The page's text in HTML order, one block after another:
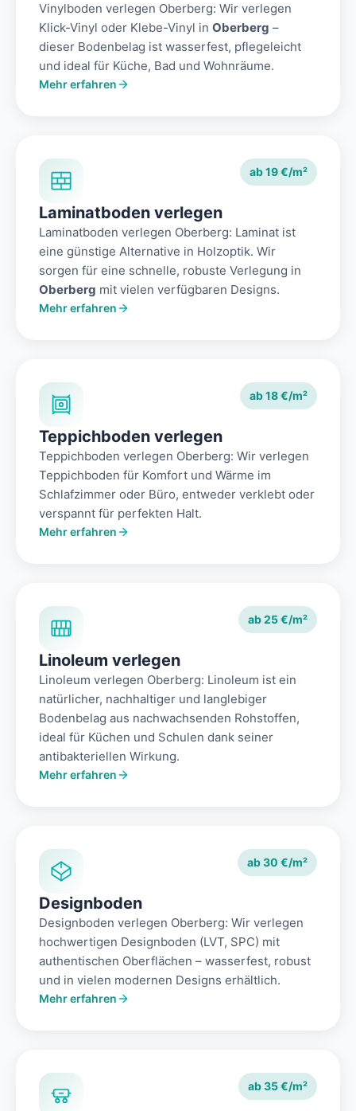
Vinylboden verlegen Oberberg: Wir verlegen
Klick-Vinyl oder Klebe-Vinyl in Oberberg –
dieser Bodenbelag ist wasserfest, pflegeleicht
und ideal für Küche, Bad und Wohnräume.
Mehr erfahren
ab 19 €/m²
Laminatboden verlegen
Laminatboden verlegen Oberberg: Laminat ist
eine günstige Alternative in Holzoptik. Wir
sorgen für eine schnelle, robuste Verlegung in
Oberberg mit vielen verfügbaren Designs.
Mehr erfahren
ab 18 €/m²
Teppichboden verlegen
Teppichboden verlegen Oberberg: Wir verlegen
Teppichboden für Komfort und Wärme im
Schlafzimmer oder Büro, entweder verklebt oder
verspannt für perfekten Halt.
Mehr erfahren
ab 25 €/m²
Linoleum verlegen
Linoleum verlegen Oberberg: Linoleum ist ein
natürlicher, nachhaltiger und langlebiger
Bodenbelag aus nachwachsenden Rohstoffen,
ideal für Küchen und Schulen dank seiner
antibakteriellen Wirkung.
Mehr erfahren
ab 30 €/m²
Designboden
Designboden verlegen Oberberg: Wir verlegen
hochwertigen Designboden (LVT, SPC) mit
authentischen Oberflächen – wasserfest, robust
und in vielen modernen Designs erhältlich.
Mehr erfahren
ab 35 €/m²